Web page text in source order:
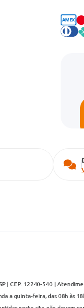
| CEP: 12240-540 |
a quinta-feira, das 08h às